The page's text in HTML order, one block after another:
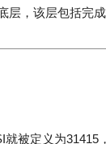
层，该层包括完
就被定义为31415